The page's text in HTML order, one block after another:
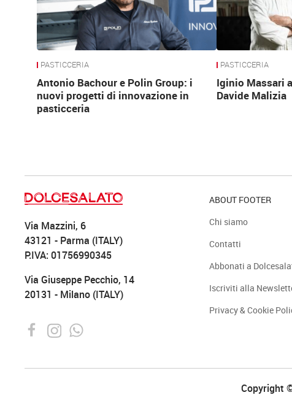
PASTICCERIA
Antonio Bachour e Polin Group: i
nuovi progetti di innovazione in
pasticceria
PASTICCERIA
Iginio Massari
Davide Malizia
Via Mazzini, 6
43121 - Parma (ITALY)
P.IVA: 01756990345
Via Giuseppe Pecchio, 14
20131 - Milano (ITALY)
ABOUT FOOTER
Chi siamo
Contatti
Abbonati a
Iscriviti alla
Privacy & Cookie
Copyright